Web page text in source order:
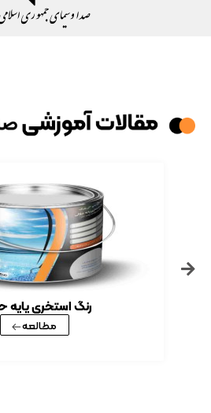
رنگ استخری پایه حلالی
مطالعه